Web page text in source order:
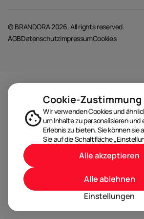
© BRANDORA 2026. All rights reserved.
AGBDatenschutzImpressumCookies
Cookie-Zustimmung
Wir verwenden Cookies und
um Inhalte zu personalisieren und
Erlebnis zu bieten. Sie können sie
Sie auf die Schaltfläche
Einstellungen
Alle ablehnen
Alle akzeptieren